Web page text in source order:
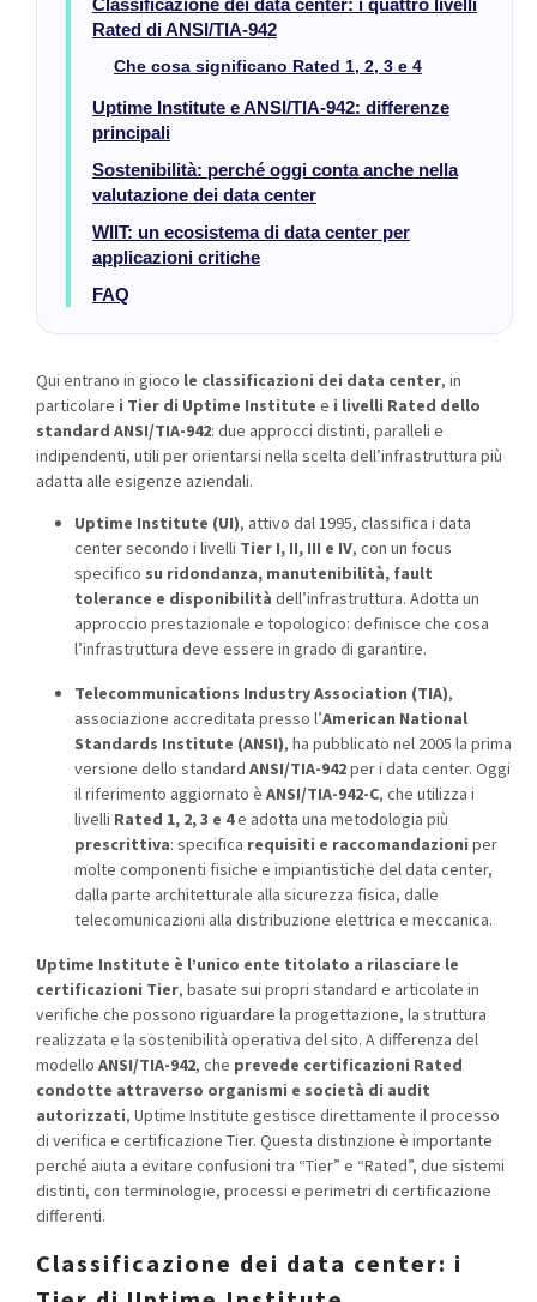
Classificazione dei data center: i quattro livelli
Rated di ANSI/TIA-942
Che cosa significano Rated 1, 2, 3 e 4
Uptime Institute e ANSI/TIA-942: differenze
principali
Sostenibilità: perché oggi conta anche nella
valutazione dei data center
WIIT: un ecosistema di data center per
applicazioni critiche
FAQ
Qui entrano in gioco le classificazioni dei data center, in
particolare i Tier di Uptime Institute e i livelli Rated dello
standard ANSI/TIA-942: due approcci distinti, paralleli e
indipendenti, utili per orientarsi nella scelta dell’infrastruttura più
adatta alle esigenze aziendali.
Uptime Institute (UI), attivo dal 1995, classifica i data
center secondo i livelli Tier I, II, III e IV, con un focus
specifico su ridondanza, manutenibilità, fault
tolerance e disponibilità dell’infrastruttura. Adotta un
approccio prestazionale e topologico: definisce che cosa
l’infrastruttura deve essere in grado di garantire.
Telecommunications Industry Association (TIA),
associazione accreditata presso l’American National
Standards Institute (ANSI), ha pubblicato nel 2005 la prima
versione dello standard ANSI/TIA-942per i data center. Oggi
il riferimento aggiornato è ANSI/TIA-942-C, che utilizza i
livelli Rated 1, 2, 3 e 4e adotta una metodologia più
prescrittiva: specifica requisiti e raccomandazioni per
molte componenti fisiche e impiantistiche del data center,
dalla parte architetturale alla sicurezza fisica, dalle
telecomunicazioni alla distribuzione elettrica e meccanica.
Uptime Institute è l’unico ente titolato a rilasciare le
certificazioni Tier, basate sui propri standard e articolate in
verifiche che possono riguardare la progettazione, la struttura
realizzata e la sostenibilità operativa del sito. A differenza del
modello ANSI/TIA-942, che prevede certificazioni Rated
condotte attraverso organismi e società di audit
autorizzati, Uptime Institute gestisce direttamente il processo
di verifica e certificazione Tier. Questa distinzione è importante
perché aiuta a evitare confusioni tra “Tier” e “Rated”, due sistemi
distinti, con terminologie, processi e perimetri di certificazione
differenti.
Classificazione dei data center: i